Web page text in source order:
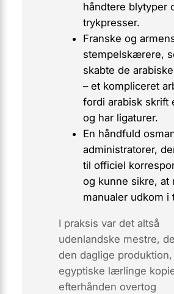
håndtere blytyper
trykpresser.
Franske og
stempelskærere,
skabte de
– et kompliceret
fordi arabisk skrift
og har ligaturer.
En håndfuld
administratorer,
til officiel
og kunne sikre, at
manualer udkom i
I praksis var det altså
udenlandske mestre,
den daglige produktion
egyptiske lærlinge
efterhånden overtog